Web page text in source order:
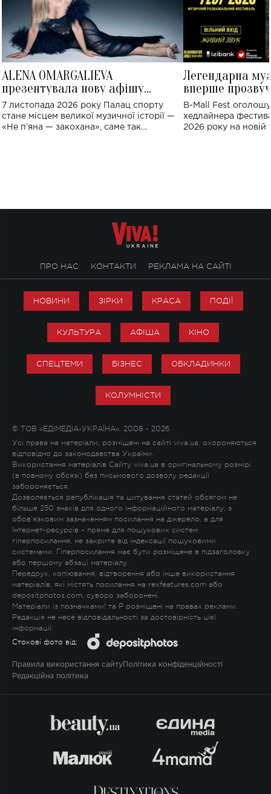
ALENA OMARGALIEVA
презентувала нову афішу
великого концерту в Палаці
спорту
7 листопада 2026 року Палац спорту
стане місцем великої музичної історії —
«Не пʼяна — закохана», саме так
Легендарна
вперше
Україні: де
B-Mall Fest
хедлайнера
2026 року на новій
ПРО НАС КОНТАКТИ РЕКЛАМА НА САЙТІ
НОВИНИ ЗІРКИ КРАСА ПОДІЇ
КУЛЬТУРА АФІША КІНО
СПЕЦТЕМИ БІЗНЕС ОБКЛАДИНКИ
КОЛУМНІСТИ
© ТОВ «ЕДІМЕДІА-УКРАЇНА», 2008 - 2026
Усі права на матеріали, розміщені на сайті viva.ua, охороняються
відповідно до законодавства України.
Використання матеріалів Сайту viva.ua в оригінальному розмірі
(в повному обсязі) без письмового дозволу редакції
забороняється.
Дозволяється републікація та цитування статей обсягом не
більше 250 знаків для одного інформаційного матеріалу, з
обов'язковим зазначенням посилання на джерело, а для
Інтернет-ресурсів – пряме для пошукових систем
гіперпосилання, не закрите від індексації пошуковими
системами. Гіперпосилання має бути розміщене в підзаголовку
або першому абзаці матеріалу.
Передрук, копіювання, відтворення або інше використання
матеріалів, які містять посилання на rexfeatures.com або
depositphotos.com, суворо заборонені.
Матеріали із позначками! та P розміщені на правах реклами.
Редакція не несе відповідальності за достовірність цієї
інформації.
Стокові фото від:
Правила використання сайту Політика конфіденційності
Редакційна політика